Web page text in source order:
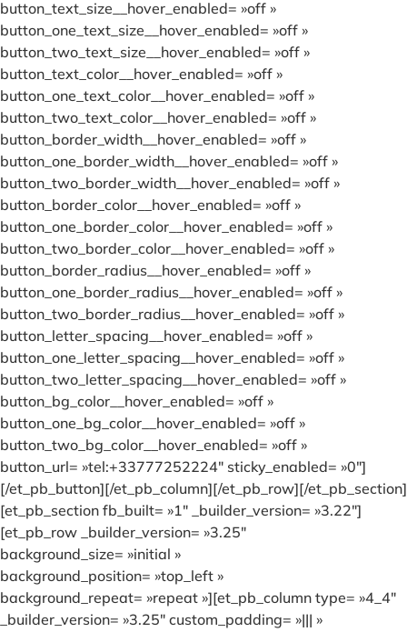
button_text_size__hover_enabled= »off »
button_one_text_size__hover_enabled= »off »
button_two_text_size__hover_enabled= »off »
button_text_color__hover_enabled= »off »
button_one_text_color__hover_enabled= »off »
button_two_text_color__hover_enabled= »off »
button_border_width__hover_enabled= »off »
button_one_border_width__hover_enabled= »off »
button_two_border_width__hover_enabled= »off »
button_border_color__hover_enabled= »off »
button_one_border_color__hover_enabled= »off »
button_two_border_color__hover_enabled= »off »
button_border_radius__hover_enabled= »off »
button_one_border_radius__hover_enabled= »off »
button_two_border_radius__hover_enabled= »off »
button_letter_spacing__hover_enabled= »off »
button_one_letter_spacing__hover_enabled= »off »
button_two_letter_spacing__hover_enabled= »off »
button_bg_color__hover_enabled= »off »
button_one_bg_color__hover_enabled= »off »
button_two_bg_color__hover_enabled= »off »
button_url= »tel:+33777252224″ sticky_enabled= »0″]
[/et_pb_button][/et_pb_column][/et_pb_row][/et_pb_section]
[et_pb_section fb_built= »1″ _builder_version= »3.22″]
[et_pb_row _builder_version= »3.25″
background_size= »initial »
background_position= »top_left »
background_repeat= »repeat »][et_pb_column type= »4_4″
_builder_version= »3.25″ custom_padding= »||| »